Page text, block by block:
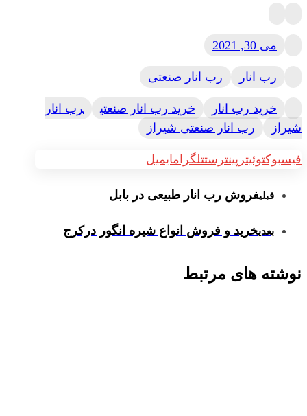
می 30, 2021
رب انار رب انار صنعتی
خرید رب انار خرید رب انار صنعتی
رب انار
شیراز
رب انار صنعتی شیراز
فیسبوکتوئیتر پینترستتلگرامایمیل
قبلیفروش رب انار طبیعی در بابل
بعدیخرید و فروش انواع شیره انگور درکرج
نوشته های مرتبط